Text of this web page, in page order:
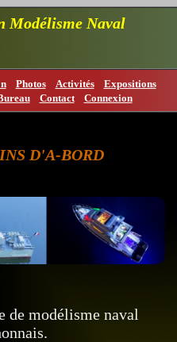
Modélisme Naval
Photos Activités
Expositions
Contact Connexion
D'A-BORD
de modélisme naval